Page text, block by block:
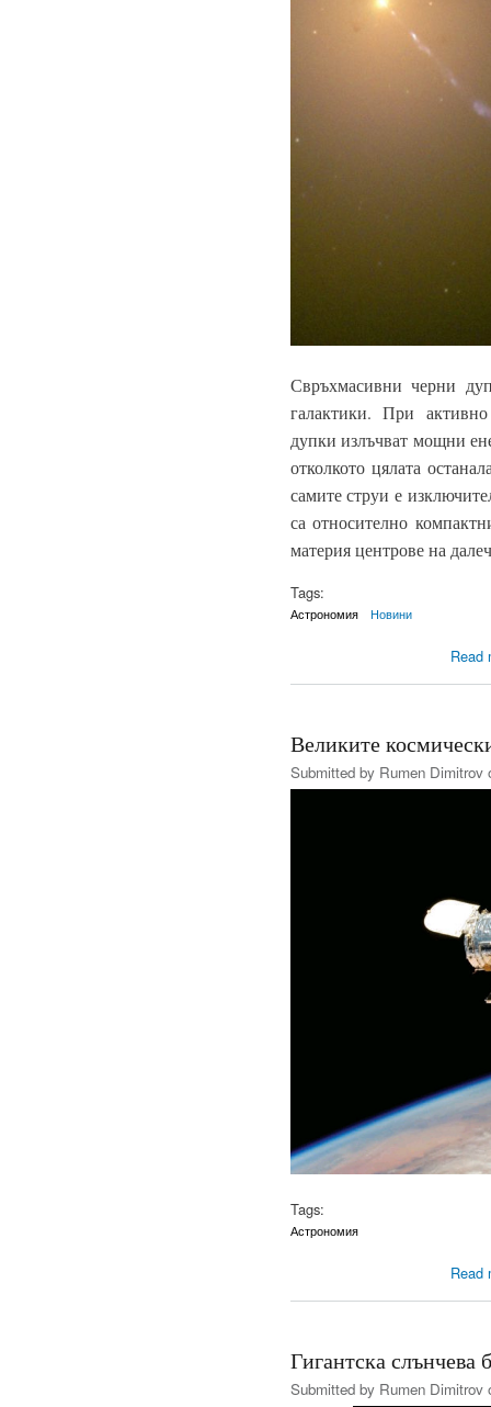
Свръхмасивни черни
галактики. При
дупки излъчват мощни
отколкото цялата
самите струи е
са относително
материя центрове на
Tags:
Астрономия Новини
Read
Великите
Submitted by Rumen Dimitrov
Tags:
Астрономия
Read
Гигантска слънчева
Submitted by Rumen Dimitrov